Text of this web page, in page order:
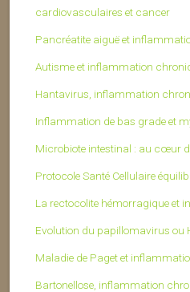
cardiovasculaires et cancer
Pancréatite aiguë et
Autisme et inflammation
Hantavirus, inflammation
Inflammation de bas grade et
Microbiote intestinal : au cœur
Protocole Santé Cellulaire
La rectocolite hémorragique et
Evolution du papillomavirus ou
Maladie de Paget et
Bartonellose, inflammation